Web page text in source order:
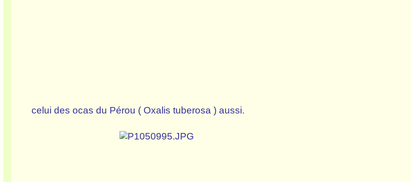
celui des ocas du Pérou ( Oxalis tuberosa ) aussi.